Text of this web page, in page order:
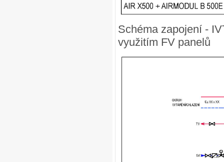
Schéma zapojení -
využitím FV panelů